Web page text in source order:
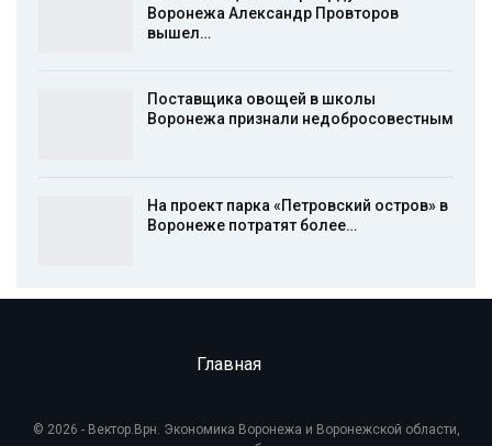
Воронежа Александр Провторов
вышел…
Поставщика овощей в школы
Воронежа признали недобросовестным
На проект парка «Петровский остров» в
Воронеже потратят более…
Главная
© 2026 - Вектор.Врн. Экономика Воронежа и Воронежской области,